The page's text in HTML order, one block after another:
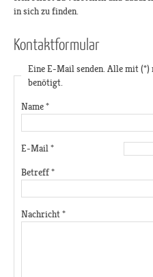
in sich zu finden.
Kontaktformular
Eine E-Mail senden. Alle mit
benötigt.
Name*
E-Mail*
Betreff*
Nachricht*